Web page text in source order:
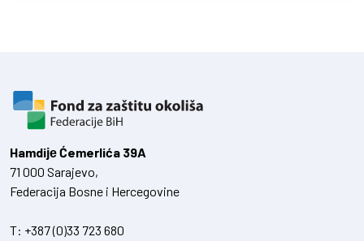
Hamdiје Ćemerlića 39A
71 000 Sarajevo,
Federacija Bosne i Hercegovine
T: +387 (0)33 723 680